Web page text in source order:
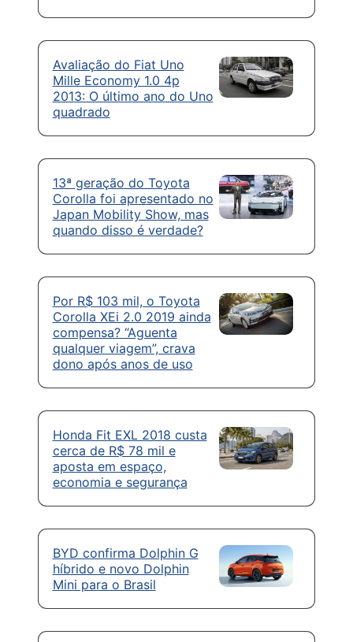
Avaliação do Fiat Uno
Mille Economy 1.0 4p
2013: O último ano do Uno
quadrado
13ª geração do Toyota
Corolla foi apresentado no
Japan Mobility Show, mas
quando disso é verdade?
Por R$ 103 mil, o Toyota
Corolla XEi 2.0 2019 ainda
compensa? “Aguenta
qualquer viagem”, crava
dono após anos de uso
Honda Fit EXL 2018 custa
cerca de R$ 78 mil e
aposta em espaço,
economia e segurança
BYD confirma Dolphin G
híbrido e novo Dolphin
Mini para o Brasil